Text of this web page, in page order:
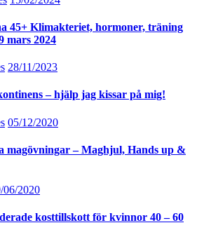
45+ Klimakteriet, hormoner, träning
mars 2024
28/11/2023
– hjälp jag kissar på mig!
05/12/2020
magövningar – Maghjul, Hands up &
06/2020
kosttillskott för kvinnor 40 – 60